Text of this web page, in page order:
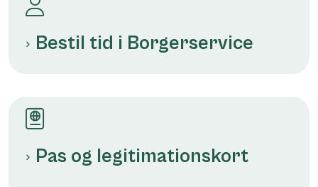
Bestil tid i Borgerservice
Pas og legitimationskort